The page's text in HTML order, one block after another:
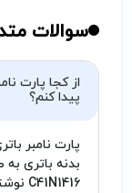
سوالات
پیدا کنم؟
بدنه باتری
C41N1416 نوشته شده است.